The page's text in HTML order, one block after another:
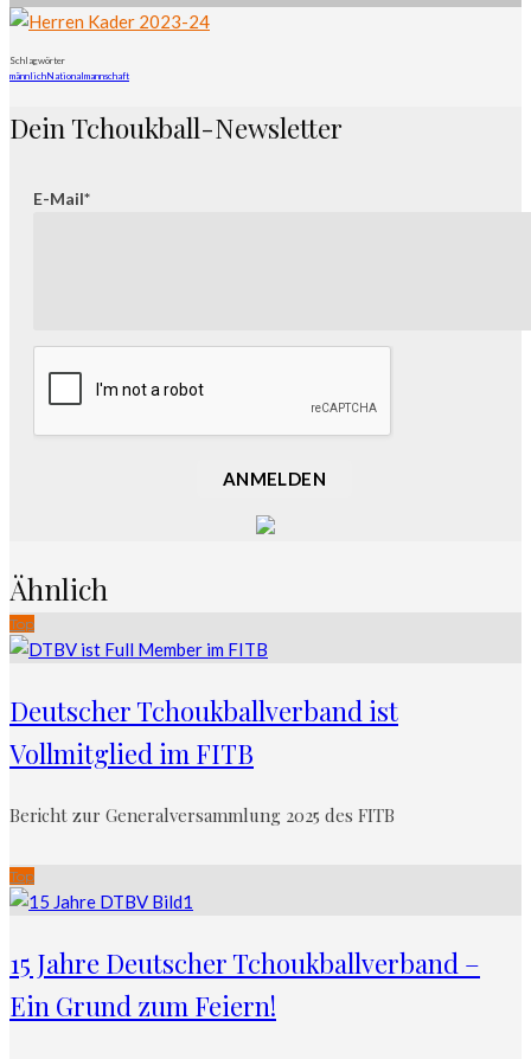
Schlagwörter
männlichNationalmannschaft
Dein Tchoukball-Newsletter
E-Mail*
ANMELDEN
Ähnlich
Top
Deutscher Tchoukballverband ist
Vollmitglied im FITB
Bericht zur Generalversammlung 2025 des FITB
Top
15 Jahre Deutscher Tchoukballverband –
Ein Grund zum Feiern!